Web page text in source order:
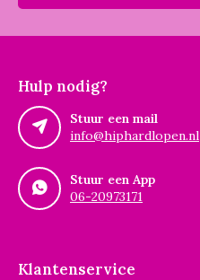
Hulp nodig?
Stuur een mail
info@hiphardlopen.nl
Stuur een App
06-20973171
Klantenservice